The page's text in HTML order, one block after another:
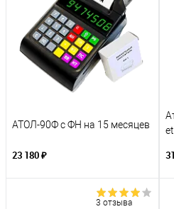
АТОЛ-90Ф с ФН на 15 месяцев
23 180 ₽
3 отзыва